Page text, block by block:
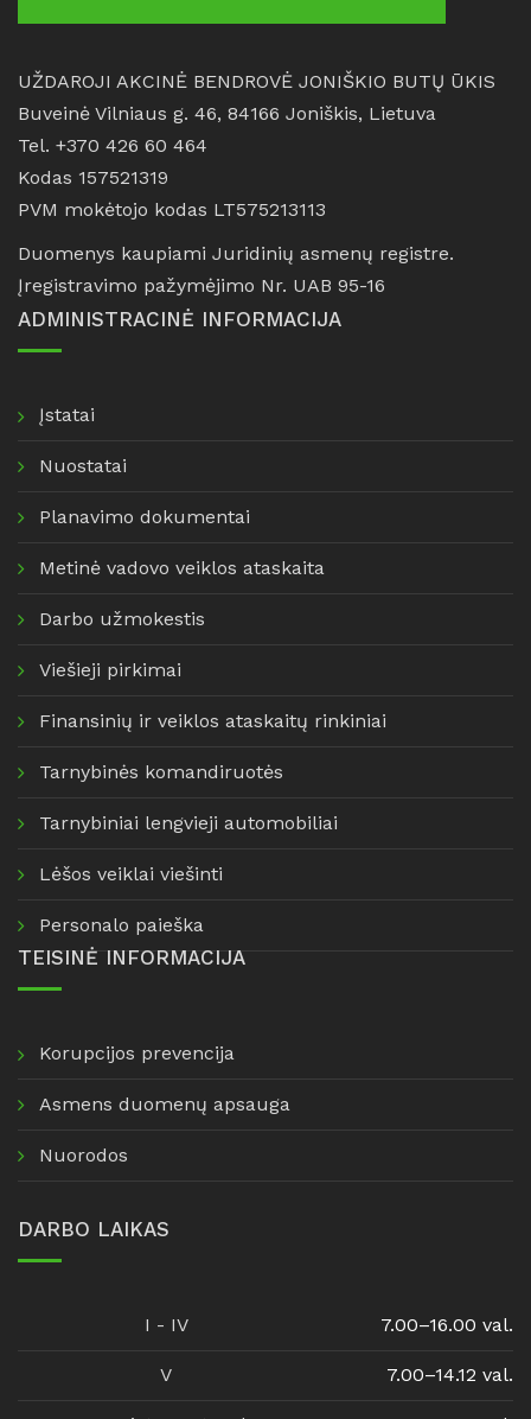
UŽDAROJI AKCINĖ BENDROVĖ JONIŠKIO BUTŲ ŪKIS
Buveinė Vilniaus g. 46, 84166 Joniškis, Lietuva
Tel. +370 426 60 464
Kodas 157521319
PVM mokėtojo kodas LT575213113
Duomenys kaupiami Juridinių asmenų registre.
Įregistravimo pažymėjimo Nr. UAB 95-16
ADMINISTRACINĖ INFORMACIJA
Įstatai
Nuostatai
Planavimo dokumentai
Metinė vadovo veiklos ataskaita
Darbo užmokestis
Viešieji pirkimai
Finansinių ir veiklos ataskaitų rinkiniai
Tarnybinės komandiruotės
Tarnybiniai lengvieji automobiliai
Lėšos veiklai viešinti
Personalo paieška
TEISINĖ INFORMACIJA
Korupcijos prevencija
Asmens duomenų apsauga
Nuorodos
DARBO LAIKAS
I - IV 7.00–16.00 val.
V 7.00–14.12 val.